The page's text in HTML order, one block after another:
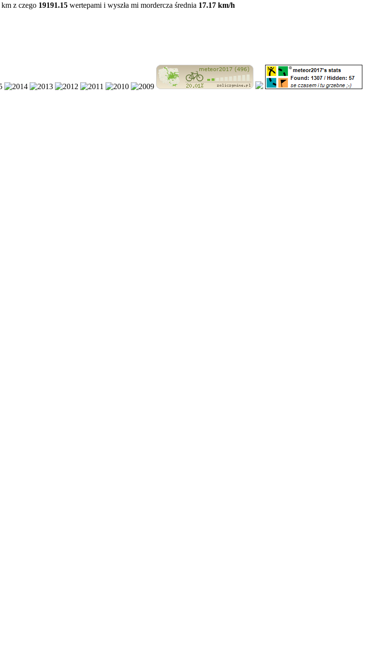
km z czego 19191.15 wertepami i wyszła mi mordercza średnia 17.17 km/h